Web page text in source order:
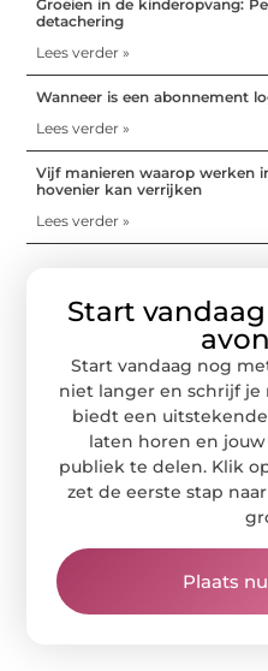
Groeien in de kinderopvang:
detachering
Lees verder »
Wanneer is een abonnement
Lees verder »
Vijf manieren waarop werken
hovenier kan verrijken
Lees verder »
Start
Start vandaag nog
niet langer en schrijf
biedt een
laten horen en
publiek te delen. Klik
zet de eerste stap
Plaats